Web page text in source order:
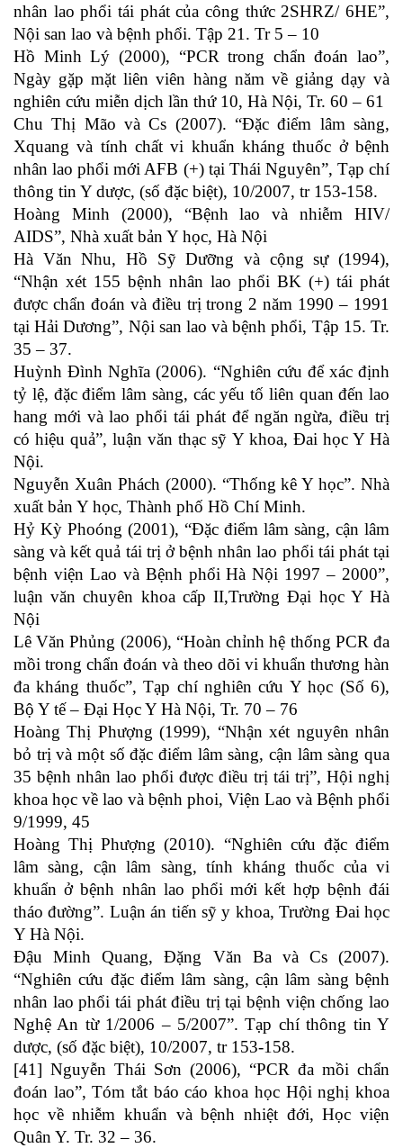
nhân lao phổi tái phát của công thức 2SHRZ/ 6HE”,
Nội san lao và bệnh phổi. Tập 21. Tr 5 – 10
Hồ Minh Lý (2000), “PCR trong chẩn đoán lao”,
Ngày gặp mặt liên viên hàng năm về giảng dạy và
nghiên cứu miễn dịch lần thứ 10, Hà Nội, Tr. 60 – 61
Chu Thị Mão và Cs (2007). “Đặc điểm lâm sàng,
Xquang và tính chất vi khuẩn kháng thuốc ở bệnh
nhân lao phổi mới AFB (+) tại Thái Nguyên”, Tạp chí
thông tin Y dược, (số đặc biệt), 10/2007, tr 153-158.
Hoàng Minh (2000), “Bệnh lao và nhiễm HIV/
AIDS”, Nhà xuất bản Y học, Hà Nội
Hà Văn Nhu, Hồ Sỹ Dưỡng và cộng sự (1994),
“Nhận xét 155 bệnh nhân lao phổi BK (+) tái phát
được chẩn đoán và điều trị trong 2 năm 1990 – 1991
tại Hải Dương”, Nội san lao và bệnh phổi, Tập 15. Tr.
35 – 37.
Huỳnh Đình Nghĩa (2006). “Nghiên cứu để xác định
tỷ lệ, đặc điểm lâm sàng, các yếu tố liên quan đến lao
hang mới và lao phổi tái phát để ngăn ngừa, điều trị
có hiệu quả”, luận văn thạc sỹ Y khoa, Đai học Y Hà
Nội.
Nguyễn Xuân Phách (2000). “Thống kê Y học”. Nhà
xuất bản Y học, Thành phố Hồ Chí Minh.
Hỷ Kỳ Phoóng (2001), “Đặc điểm lâm sàng, cận lâm
sàng và kết quả tái trị ở bệnh nhân lao phổi tái phát tại
bệnh viện Lao và Bệnh phổi Hà Nội 1997 – 2000”,
luận văn chuyên khoa cấp II,Trường Đại học Y Hà
Nội
Lê Văn Phủng (2006), “Hoàn chỉnh hệ thống PCR đa
mồi trong chẩn đoán và theo dõi vi khuẩn thương hàn
đa kháng thuốc”, Tạp chí nghiên cứu Y học (Số 6),
Bộ Y tế – Đại Học Y Hà Nội, Tr. 70 – 76
Hoàng Thị Phượng (1999), “Nhận xét nguyên nhân
bỏ trị và một số đặc điểm lâm sàng, cận lâm sàng qua
35 bệnh nhân lao phổi được điều trị tái trị”, Hội nghị
khoa học về lao và bệnh phoi, Viện Lao và Bệnh phổi
9/1999, 45
Hoàng Thị Phượng (2010). “Nghiên cứu đặc điểm
lâm sàng, cận lâm sàng, tính kháng thuốc của vi
khuẩn ở bệnh nhân lao phổi mới kết hợp bệnh đái
tháo đường”. Luận án tiến sỹ y khoa, Trường Đai học
Y Hà Nội.
Đậu Minh Quang, Đặng Văn Ba và Cs (2007).
“Nghiên cứu đặc điểm lâm sàng, cận lâm sàng bệnh
nhân lao phổi tái phát điều trị tại bệnh viện chống lao
Nghệ An từ 1/2006 – 5/2007”. Tạp chí thông tin Y
dược, (số đặc biệt), 10/2007, tr 153-158.
[41] Nguyễn Thái Sơn (2006), “PCR đa mồi chẩn
đoán lao”, Tóm tắt báo cáo khoa học Hội nghị khoa
học về nhiễm khuẩn và bệnh nhiệt đới, Học viện
Quân Y. Tr. 32 – 36.